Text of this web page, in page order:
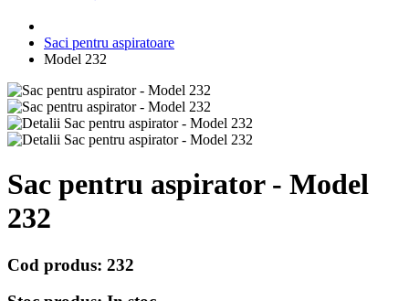
Saci pentru aspiratoare
Model 232
Sac pentru aspirator - Model
232
Cod produs: 232